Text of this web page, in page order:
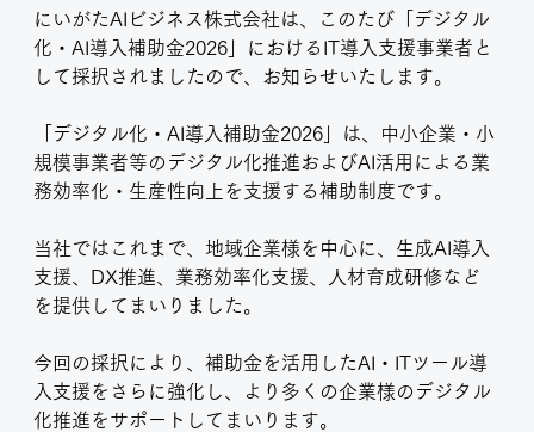
にいがたAIビジネス株式会社は、このたび「デジタル
化・AI導入補助金2026」におけるIT導入支援事業者と
して採択されましたので、お知らせいたします。
「デジタル化・AI導入補助金2026」は、中小企業・小
規模事業者等のデジタル化推進およびAI活用による業
務効率化・生産性向上を支援する補助制度です。
当社ではこれまで、地域企業様を中心に、生成AI導入
支援、DX推進、業務効率化支援、人材育成研修など
を提供してまいりました。
今回の採択により、補助金を活用したAI・ITツール導
入支援をさらに強化し、より多くの企業様のデジタル
化推進をサポートしてまいります。